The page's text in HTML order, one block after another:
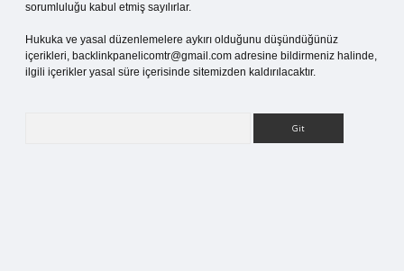
sorumluluğu kabul etmiş sayılırlar.
Hukuka ve yasal düzenlemelere aykırı olduğunu düşündüğünüz
içerikleri, backlinkpanelicomtr@gmail.com adresine bildirmeniz halinde,
ilgili içerikler yasal süre içerisinde sitemizden kaldırılacaktır.